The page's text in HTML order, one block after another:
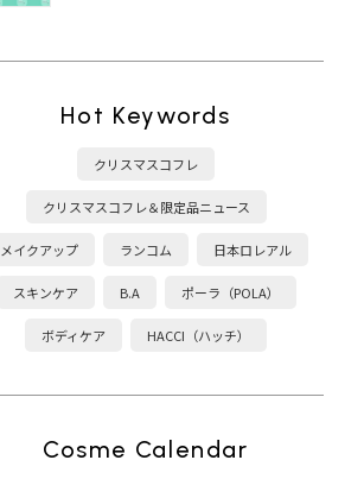
Hot Keywords
クリスマスコフレ
クリスマスコフレ＆限定品ニュース
メイクアップ ランコム 日本ロレアル
スキンケア B.A ポーラ（POLA）
ボディケア HACCI（ハッチ）
Cosme Calendar